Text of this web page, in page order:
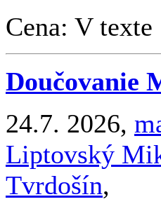
Cena: V texte
Doučovanie
24.7. 2026,
Liptovský
Tvrdošín,